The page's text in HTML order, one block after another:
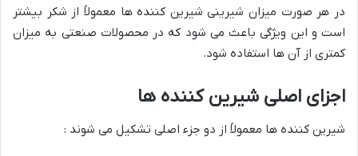
در هر صورت میزان شیرینی شیرین کننده ها معمولاً از شکر بیشتر
است و این ویژگی باعث می شود که در محصولات صنعتی به میزان
کمتری از آن ها استفاده شود.
اجزای اصلی شیرین کننده ها
شیرین کننده ها معمولاً از دو جزء اصلی تشکیل می شوند :